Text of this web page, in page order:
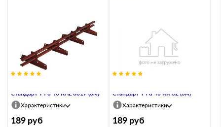
Стандарт Т4 d 40 RAL 8017 (3м)
Характеристики
189 руб
Стандарт Т4 d 40 RR 32 (3м)
Характеристики
189 руб